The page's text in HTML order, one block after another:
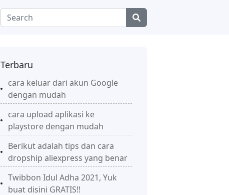
Terbaru
cara keluar dari akun Google
dengan mudah
cara upload aplikasi ke
playstore dengan mudah
Berikut adalah tips dan cara
dropship aliexpress yang benar
Twibbon Idul Adha 2021, Yuk
buat disini GRATIS!!